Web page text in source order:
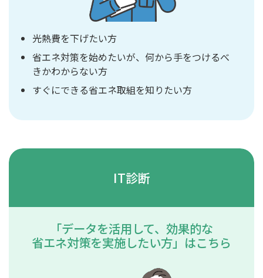
光熱費を下げたい方
省エネ対策を始めたいが、何から手をつけるべ
きかわからない方
すぐにできる省エネ取組を知りたい方
IT診断
「データを活用して、効果的な
省エネ対策を実施したい方」はこちら